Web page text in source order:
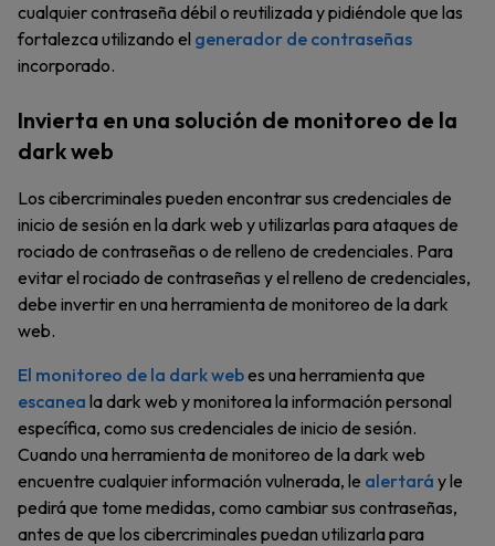
cualquier contraseña débil o reutilizada y pidiéndole que las
fortalezca utilizando el generador de contraseñas
incorporado.
Invierta en una solución de monitoreo de la
dark web
Los cibercriminales pueden encontrar sus credenciales de
inicio de sesión en la dark web y utilizarlas para ataques de
rociado de contraseñas o de relleno de credenciales. Para
evitar el rociado de contraseñas y el relleno de credenciales,
debe invertir en una herramienta de monitoreo de la dark
web.
El monitoreo de la dark webes una herramienta que
escanea la dark web y monitorea la información personal
específica, como sus credenciales de inicio de sesión.
Cuando una herramienta de monitoreo de la dark web
encuentre cualquier información vulnerada, le alertará y le
pedirá que tome medidas, como cambiar sus contraseñas,
antes de que los cibercriminales puedan utilizarla para